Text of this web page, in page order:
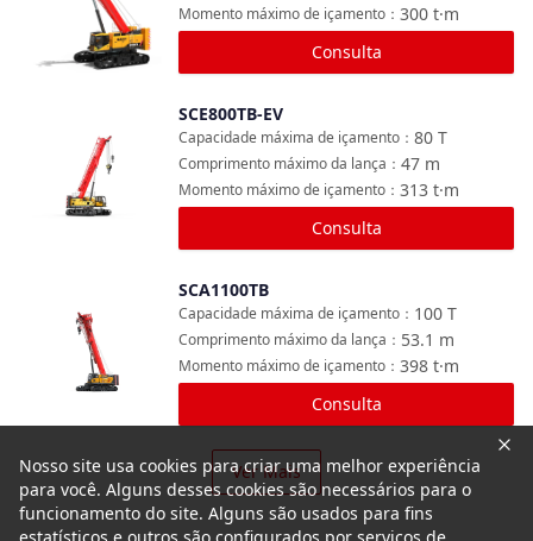
300 t·m
Momento máximo de içamento ：
Consulta
SCE800TB-EV
80 T
Capacidade máxima de içamento ：
47 m
Comprimento máximo da lança ：
313 t·m
Momento máximo de içamento ：
Consulta
SCA1100TB
100 T
Capacidade máxima de içamento ：
53.1 m
Comprimento máximo da lança ：
398 t·m
Momento máximo de içamento ：
Consulta
Ver Mais
Nosso site usa cookies para criar uma melhor experiência
para você. Alguns desses cookies são necessários para o
funcionamento do site. Alguns são usados para fins